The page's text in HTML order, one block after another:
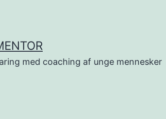
med coaching af unge mennesker